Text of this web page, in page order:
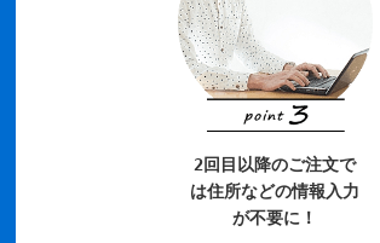
2回目以降のご注文で
は住所などの情報入力
が不要に！